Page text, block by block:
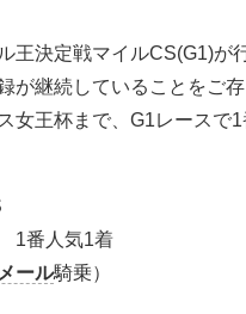
王決定戦マイルCS(G1)が
が継続していることをご
女王杯まで、G1レースで
1番人気1着
ール騎乗）